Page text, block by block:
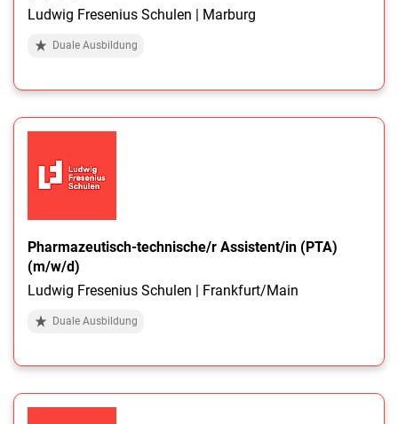
Ludwig Fresenius Schulen | Marburg
Duale Ausbildung
Pharmazeutisch-technische/r Assistent/in (PTA)
(m/w/d)
Ludwig Fresenius Schulen | Frankfurt/Main
Duale Ausbildung